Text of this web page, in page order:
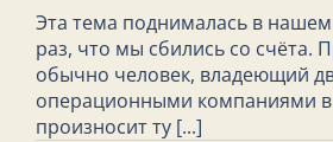
Эта тема поднималась в
раз, что мы сбились со счёта.
обычно человек, владеющий
операционными компаниями в
произносит ту [...]